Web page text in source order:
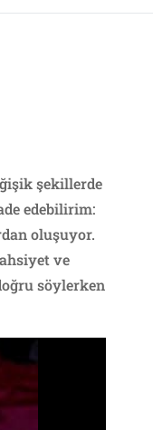
şekillerde
edebilirim:
oluşuyor.
ve
söylerken